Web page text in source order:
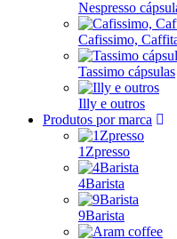
Nespresso
Cafissimo,
Tassimo cápsulas
Illy e outros
Produtos por marca
1Zpresso
4Barista
9Barista